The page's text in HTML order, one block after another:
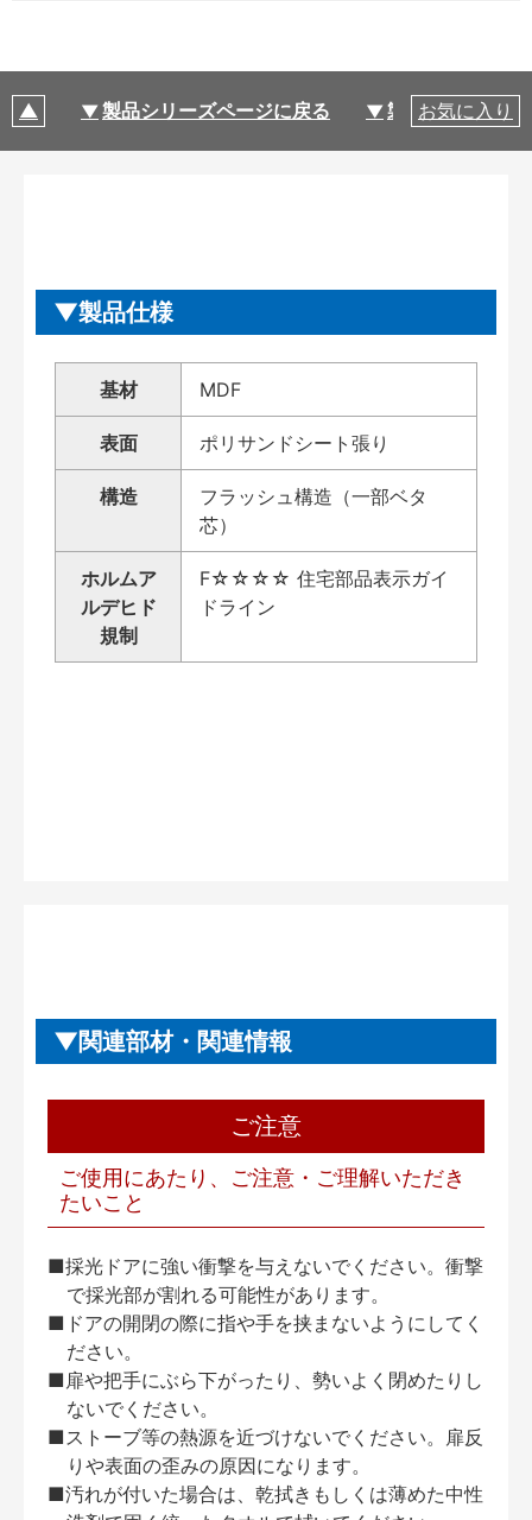
製品シリーズページに戻る 製品仕様
お気に入り
製品仕様
基材 MDF
表面 ポリサンドシート張り
構造
フラッシュ構造（一部ベタ
芯）
ホルムア
ルデヒド
規制
F☆☆☆☆ 住宅部品表示ガイ
ドライン
関連部材・関連情報
ご注意
ご使用にあたり、ご注意・ご理解いただき
たいこと
■採光ドアに強い衝撃を与えないでください。衝撃
で採光部が割れる可能性があります。
■ドアの開閉の際に指や手を挟まないようにしてく
ださい。
■扉や把手にぶら下がったり、勢いよく閉めたりし
ないでください。
■ストーブ等の熱源を近づけないでください。扉反
りや表面の歪みの原因になります。
■汚れが付いた場合は、乾拭きもしくは薄めた中性